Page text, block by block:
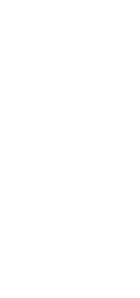
à notre newsletter
(UE)